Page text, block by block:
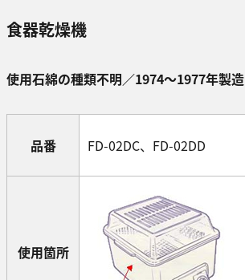
食器乾燥機
使用石綿の種類不明／1974～1977年製造
品番 FD-02DC、FD-02DD
使用箇所